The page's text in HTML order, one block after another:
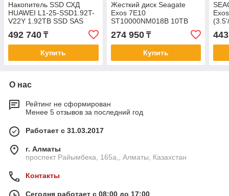
Накопитель SSD СХД
HUAWEI L1-25-SSD1.92T-
V22Y 1.92TB SSD SAS
Disk Unit(2.5quot;)
02356ASC
492 740 ₸
Купить
Жесткий диск Seagate
Exos 7E10
ST10000NM018B 10TB
274 950₸
Купить
О нас
Рейтинг не сформирован
Менее 5 отзывов за последний год
Работает с 31.03.2017
г. Алматы
проспект Райымбека, 165а,, Алматы, Казахстан
Контакты
Сегодня работает с 08:00 до 17:00